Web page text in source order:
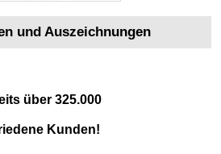
und Auszeichnungen
über 325.000
Kunden!